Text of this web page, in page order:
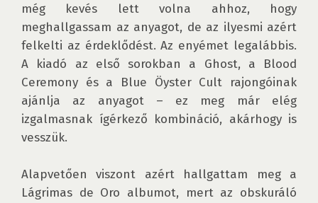
még kevés lett volna ahhoz, hogy
meghallgassam az anyagot, de az ilyesmi azért
felkelti az érdeklődést. Az enyémet legalábbis.
A kiadó az első sorokban a Ghost, a Blood
Ceremony és a Blue Öyster Cult rajongóinak
ajánlja az anyagot – ez meg már elég
izgalmasnak ígérkező kombináció, akárhogy is
vesszük.
Alapvetően viszont azért hallgattam meg a
Lágrimas de Oro albumot, mert az obskuráló